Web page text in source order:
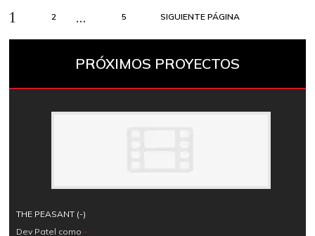
Paginación
de
entradas
Página
1 PÁGINA
2 … PÁGINA
5 SIGUIENTE PÁGINA
PRÓXIMOS PROYECTOS
THE PEASANT (-)
Dev Patel como -